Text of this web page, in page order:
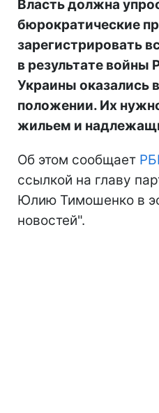
Власть должна
бюрократические
зарегистрировать
в результате войны
Украины оказались
положении. Их
жильем и
Об этом сообщает
ссылкой на главу
Юлию Тимошенко в
новостей".